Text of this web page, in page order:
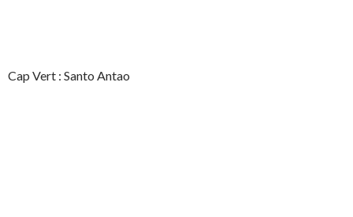
Cap Vert : Santo Antao